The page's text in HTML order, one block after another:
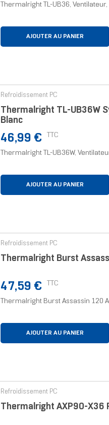
Thermalright TL-UB36,
AJOUTER AU PANIER
Refroidissement PC
Thermalright TL-UB36W
Blanc
Prix
46,99 € TTC
Thermalright TL-UB36W,
AJOUTER AU PANIER
Refroidissement PC
Thermalright Burst
Prix
47,59 € TTC
Thermalright Burst Assassin 120
AJOUTER AU PANIER
Refroidissement PC
Thermalright AXP90-X36